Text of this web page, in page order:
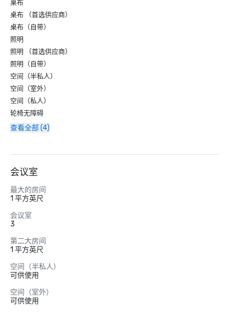
桌布
桌布 （首选供应商）
桌布（自带）
照明
照明 （首选供应商）
照明（自带）
空间（半私人）
空间（室外）
空间（私人）
轮椅无障碍
查看全部 (4)
会议室
最大的房间
1 平方英尺
会议室
3
第二大房间
1 平方英尺
空间（半私人）
可供使用
空间（室外）
可供使用